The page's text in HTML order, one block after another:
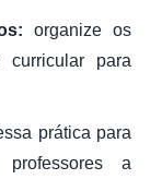
organize os
para
prática para
a